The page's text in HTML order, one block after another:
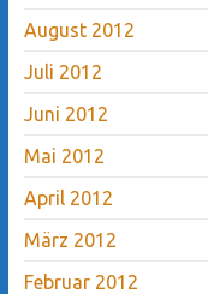
August 2012
Juli 2012
Juni 2012
Mai 2012
April 2012
März 2012
Februar 2012